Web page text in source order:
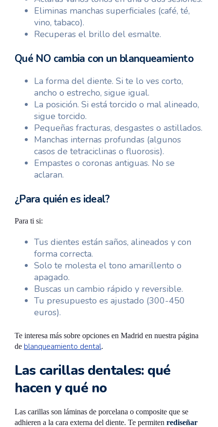
Eliminas manchas superficiales (café, té,
vino, tabaco).
Recuperas el brillo del esmalte.
Qué NO cambia con un blanqueamiento
La forma del diente. Si te lo ves corto,
ancho o estrecho, sigue igual.
La posición. Si está torcido o mal alineado,
sigue torcido.
Pequeñas fracturas, desgastes o astillados.
Manchas internas profundas (algunos
casos de tetraciclinas o fluorosis).
Empastes o coronas antiguas. No se
aclaran.
¿Para quién es ideal?
Para ti si:
Tus dientes están saños, alineados y con
forma correcta.
Solo te molesta el tono amarillento o
apagado.
Buscas un cambio rápido y reversible.
Tu presupuesto es ajustado (300-450
euros).
Te interesa más sobre opciones en Madrid en nuestra página
de blanqueamiento dental.
Las carillas dentales: qué
hacen y qué no
Las carillas son láminas de porcelana o composite que se
adhieren a la cara externa del diente. Te permiten rediseñar